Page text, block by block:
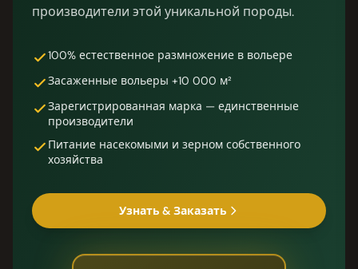
производители этой уникальной породы.
100% естественное размножение в вольере
Засаженные вольеры +10 000 м²
Зарегистрированная марка — единственные
производители
Питание насекомыми и зерном собственного
хозяйства
Узнать & Заказать